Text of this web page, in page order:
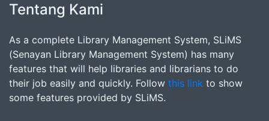
Tentang Kami
As a complete Library Management System, SLiMS
(Senayan Library Management System) has many
features that will help libraries and librarians to do
their job easily and quickly. Follow this link to show
some features provided by SLiMS.